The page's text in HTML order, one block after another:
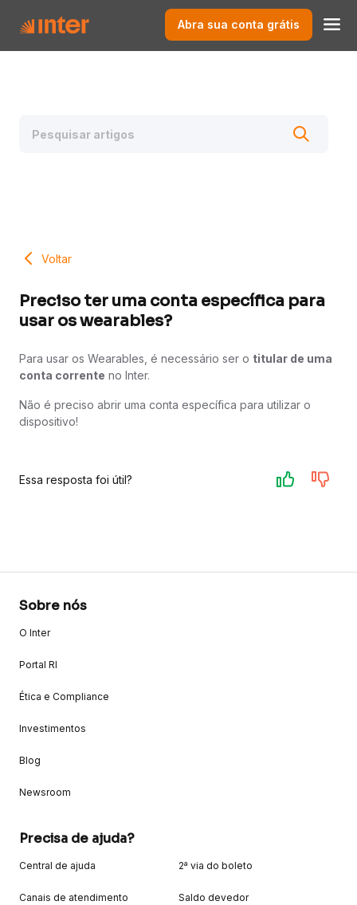
Abra sua conta grátis
Voltar
Preciso ter uma conta específica para
usar os wearables?
Para usar os Wearables, é necessário ser o titular de uma
conta corrente no Inter.
Não é preciso abrir uma conta específica para utilizar o
dispositivo!
Essa resposta foi útil?
Sobre nós
O Inter
Portal RI
Ética e Compliance
Investimentos
Blog
Newsroom
Precisa de ajuda?
Central de ajuda
Canais de atendimento
2ª via do boleto
Saldo devedor